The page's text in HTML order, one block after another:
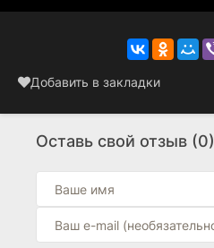
Добавить в закладки
Оставь свой отзыв (0)